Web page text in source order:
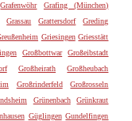
Grafenwöhr
Grafing (München)
Grassau Grattersdorf
Greding
Griesingen Griesstätt
Großbottwar
Großeibstadt
Großheirath
Großheubach
Großrinderfeld
Großrosseln
Grünenbach
Grünkraut
Güglingen Gundelfingen